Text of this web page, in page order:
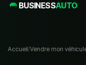
BUSINESSAUTO
Accueil/Vendre mon